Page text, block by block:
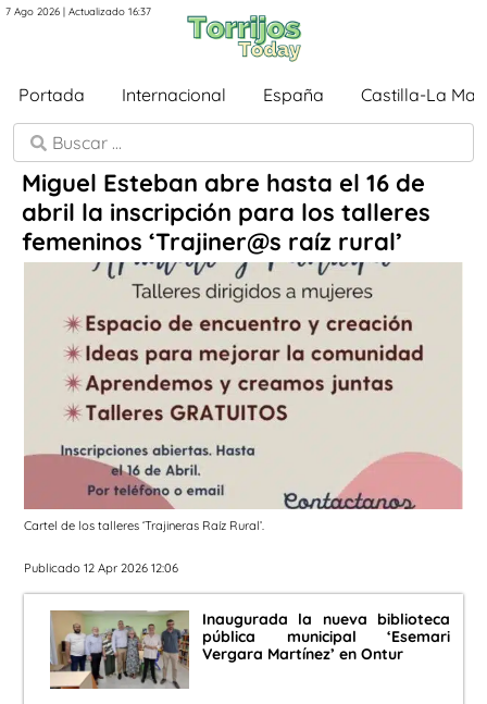
7 Ago 2026 | Actualizado 16:37
Portada Internacional España Castilla-La
Miguel Esteban abre hasta el 16 de
abril la inscripción para los talleres
femeninos ‘Trajiner@s raíz rural’
Cartel de los talleres ‘Trajineras Raíz Rural’.
Publicado 12 Apr 2026 12:06
Inaugurada la nueva biblioteca
pública municipal ‘Esemari
Vergara Martínez’ en Ontur